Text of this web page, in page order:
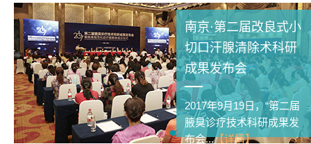
南京·第二届改良式小
切口汗腺清除术科研
成果发布会
2017年9月19日，“第二届
腋臭诊疗技术科研成果发
布会...【详情】